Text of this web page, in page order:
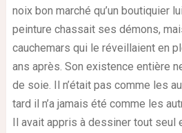
noix bon marché qu’un boutiquier
peinture chassait ses démons,
cauchemars qui le réveillaient en
ans après. Son existence entière
de soie. Il n’était pas comme les
tard il n’a jamais été comme les
Il avait appris à dessiner tout seul